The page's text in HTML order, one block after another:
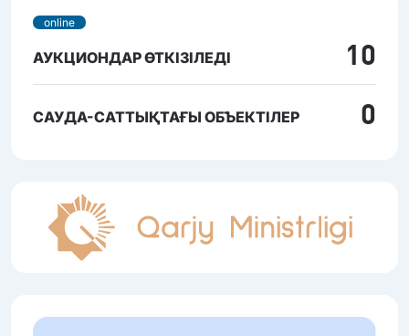
online
АУКЦИОНДАР ӨТКІЗІЛЕДІ 10
САУДА-САТТЫҚТАҒЫ ОБЪЕКТІЛЕР 0